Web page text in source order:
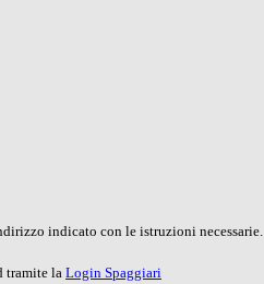
indicato con le istruzioni necessarie.
tramite la Login Spaggiari